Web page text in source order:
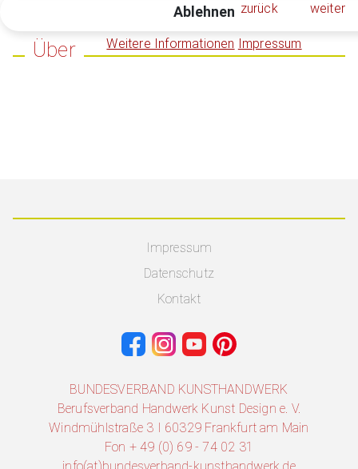
zurück weiter
Über
Impressum
Datenschutz
Kontakt
BUNDESVERBAND KUNSTHANDWERK
Berufsverband Handwerk Kunst Design e. V.
Windmühlstraße 3 I 60329 Frankfurt am Main
Fon + 49 (0) 69 - 74 02 31
Ablehnen
Weitere Informationen Impressum